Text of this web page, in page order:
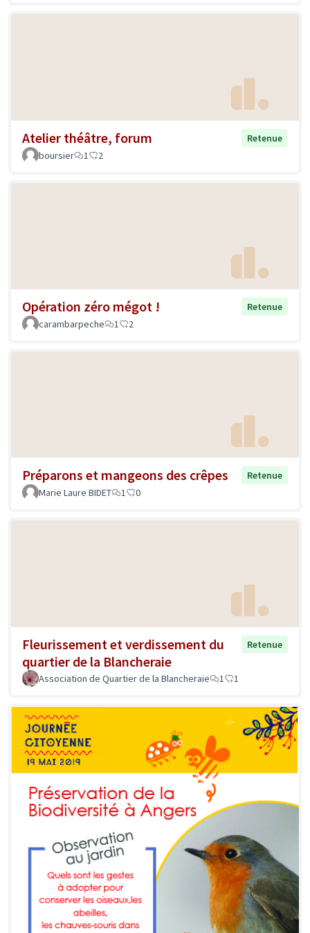
Atelier théâtre, forum
Retenue
boursier
1 2
Opération zéro mégot !
Retenue
carambarpeche
1 2
Préparons et mangeons des crêpes
Retenue
Marie Laure BIDET
1 0
Fleurissement et verdissement du
quartier de la Blancheraie
Retenue
Association de Quartier de la Blancheraie 1 1